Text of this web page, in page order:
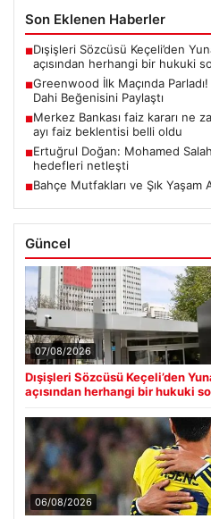
Son Eklenen Haberler
■Dışişleri Sözcüsü Keçeli’den
açısından herhangi bir hukuki
■Greenwood İlk Maçında Parladı!
Dahi Beğenisini Paylaştı
■Merkez Bankası faiz kararı ne
ayı faiz beklentisi belli oldu
■Ertuğrul Doğan: Mohamed
hedefleri netleşti
■Bahçe Mutfakları ve Şık Yaşam
Güncel
07/08/2026
Dışişleri Sözcüsü Keçeli’den
açısından herhangi bir hukuki
06/08/2026